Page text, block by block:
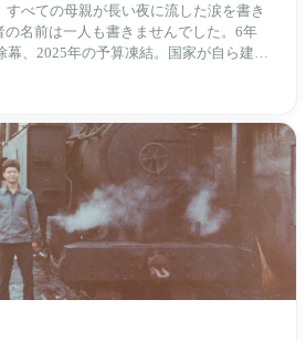
すべての母親が長い夜に流した涙を書き
の名前は一人も書きませんでした。6年
幕、2025年の予算凍結。国家が自ら建
念する博物館です。しかし解厳から39